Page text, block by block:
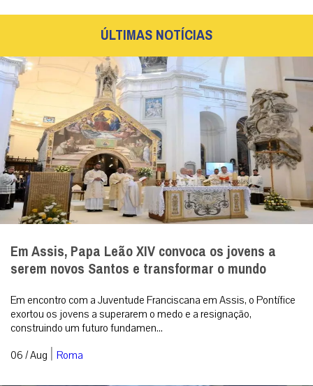
ÚLTIMAS NOTÍCIAS
Em Assis, Papa Leão XIV convoca os jovens a
serem novos Santos e transformar o mundo
Em encontro com a Juventude Franciscana em Assis, o Pontífice
exortou os jovens a superarem o medo e a resignação,
construindo um futuro fundamen...
06 / Aug | Roma